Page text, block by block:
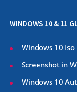
WINDOWS 10 & 11
Windows 10
Screenshot in
Windows 10